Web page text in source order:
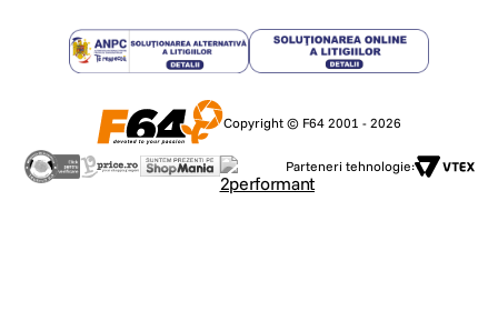
Copyright © F64 2001 - 2026
Parteneri tehnologie: